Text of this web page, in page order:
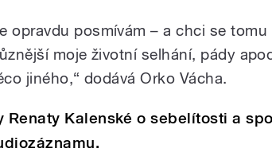
opravdu posmívám – a chci se
moje životní selhání, pády
jiného,“ dodává Orko Vácha.
Renaty Kalenské o sebelítosti a